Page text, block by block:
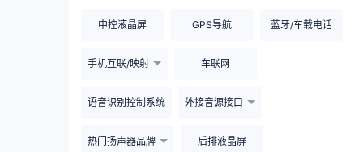
中控液晶屏 GPS导航 蓝牙/车载电话
手机互联/映射 车联网
语音识别控制系统 外接音源接口
热门扬声器品牌 后排液晶屏